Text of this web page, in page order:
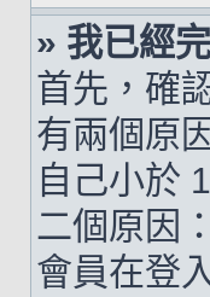
» 我已經
首先，確
有兩個原
自己小於
二個原因
會員在登